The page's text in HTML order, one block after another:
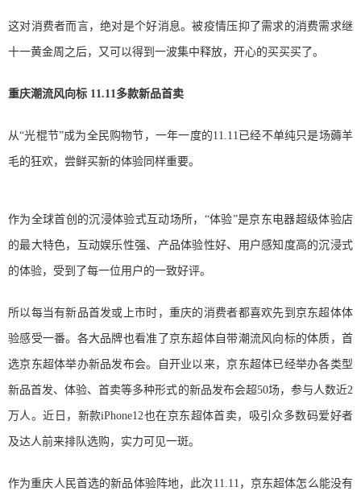
这对消费者而言，绝对是个好消息。被疫情压抑了需求的消费需求继
十一黄金周之后，又可以得到一波集中释放，开心的买买买了。
重庆潮流风向标 11.11多款新品首卖
从“光棍节”成为全民购物节，一年一度的11.11已经不单纯只是场薅羊
毛的狂欢，尝鲜买新的体验同样重要。
作为全球首创的沉浸体验式互动场所，“体验”是京东电器超级体验店
的最大特色，互动娱乐性强、产品体验性好、用户感知度高的沉浸式
的体验，受到了每一位用户的一致好评。
所以每当有新品首发或上市时，重庆的消费者都喜欢先到京东超体体
验感受一番。各大品牌也看准了京东超体自带潮流风向标的体质，首
选京东超体举办新品发布会。自开业以来，京东超体已经举办各类型
新品首发、体验、首卖等多种形式的新品发布会超50场，参与人数近2
万人。近日，新款iPhone12也在京东超体首卖，吸引众多数码爱好者
及达人前来排队选购，实力可见一斑。
作为重庆人民首选的新品体验阵地，此次11.11，京东超体怎么能没有